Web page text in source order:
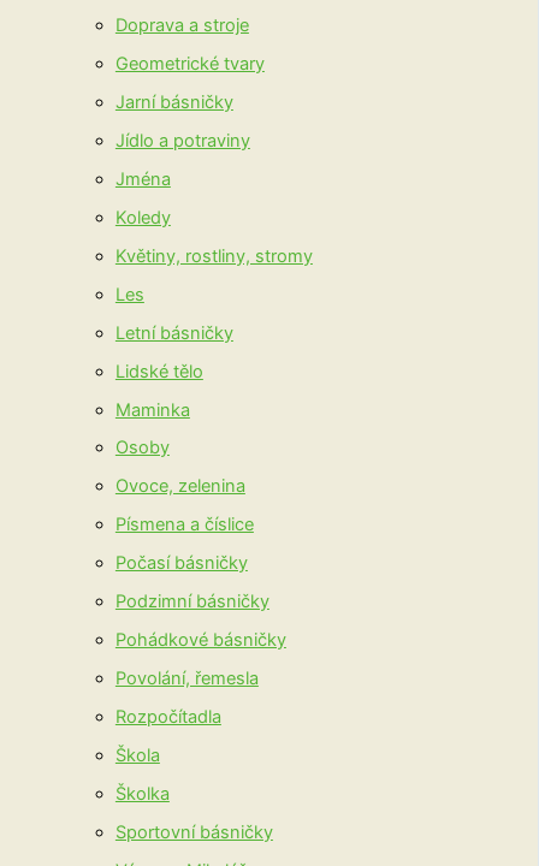
Doprava a stroje
Geometrické tvary
Jarní básničky
Jídlo a potraviny
Jména
Koledy
Květiny, rostliny, stromy
Les
Letní básničky
Lidské tělo
Maminka
Osoby
Ovoce, zelenina
Písmena a číslice
Počasí básničky
Podzimní básničky
Pohádkové básničky
Povolání, řemesla
Rozpočítadla
Škola
Školka
Sportovní básničky